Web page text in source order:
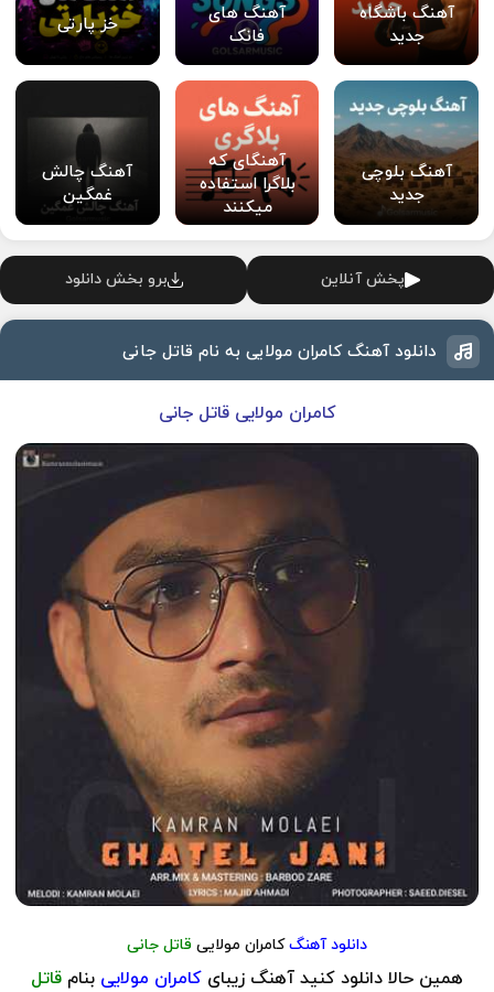
آهنگ باشگاه
جدید
آهنگ های
فانک
خز پارتی
آهنگ بلوچی
جدید
آهنگای که
بلاگرا استفاده
میکنند
آهنگ چالش
غمگین
پخش آنلاین برو بخش دانلود
دانلود آهنگ کامران مولایی به نام قاتل جانی
کامران مولایی قاتل جانی
دانلود آهنگکامران مولایی قاتل جانی
همین حالا دانلود کنید آهنگ زیبای کامران مولایی بنام قاتل